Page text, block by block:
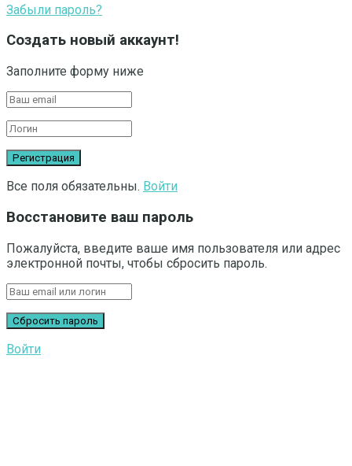
Забыли пароль?
Создать новый аккаунт!
Заполните форму ниже
Все поля обязательны. Войти
Восстановите ваш пароль
Пожалуйста, введите ваше имя пользователя или адрес
электронной почты, чтобы сбросить пароль.
Войти